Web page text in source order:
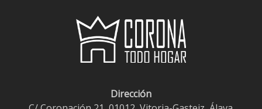
Dirección